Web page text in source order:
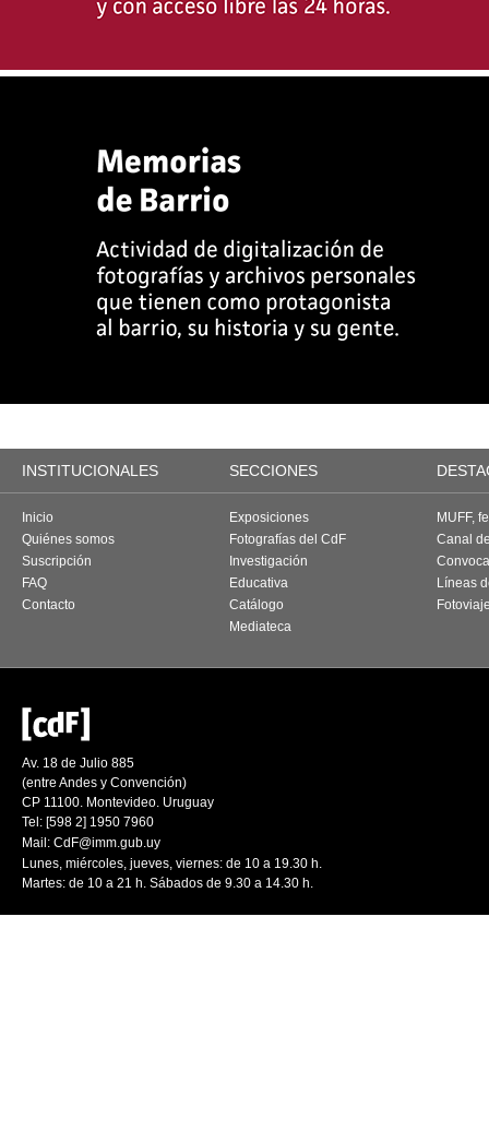
INSTITUCIONALES SECCIONES
Inicio
Quiénes somos
Suscripción
FAQ
Contacto
Exposiciones
Fotografías del CdF
Investigación
Educativa
Catálogo
Mediateca
MUFF,
Canal
Líneas
Av. 18 de Julio 885
(entre Andes y Convención)
CP 11100. Montevideo. Uruguay
Tel: [598 2] 1950 7960
Mail: CdF@imm.gub.uy
Lunes, miércoles, jueves, viernes: de 10 a 19.30 h.
Martes: de 10 a 21 h. Sábados de 9.30 a 14.30 h.